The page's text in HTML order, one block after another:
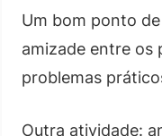
Um bom ponto
amizade entre os
problemas
Outra atividade: